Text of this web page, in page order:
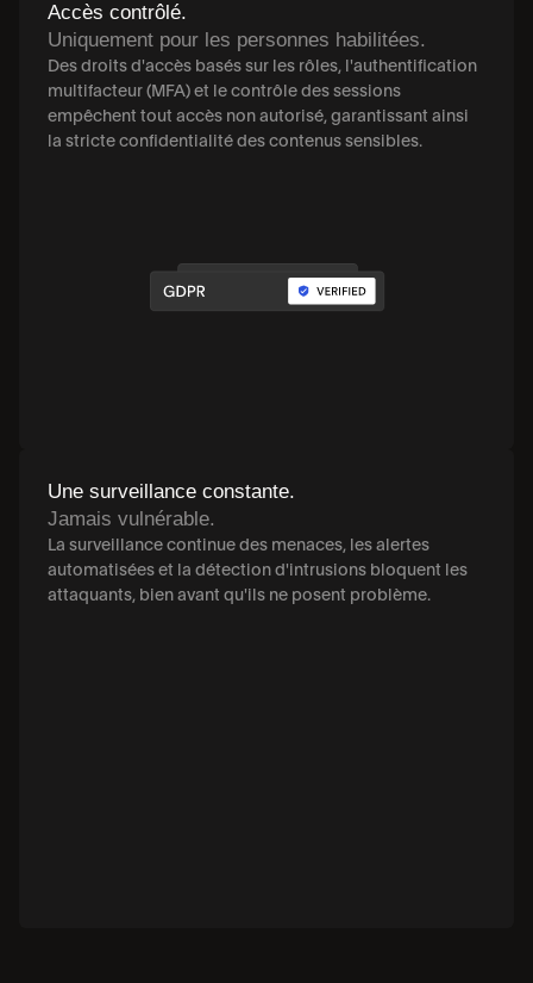
Accès contrôlé.
Uniquement pour les personnes habilitées.
Des droits d'accès basés sur les rôles, l'authentification
multifacteur (MFA) et le contrôle des sessions
empêchent tout accès non autorisé, garantissant ainsi
la stricte confidentialité des contenus sensibles.
Une surveillance constante.
Jamais vulnérable.
La surveillance continue des menaces, les alertes
automatisées et la détection d'intrusions bloquent les
attaquants, bien avant qu'ils ne posent problème.